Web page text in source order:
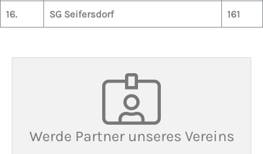
16. SG Seifersdorf 161
Werde Partner unseres Vereins